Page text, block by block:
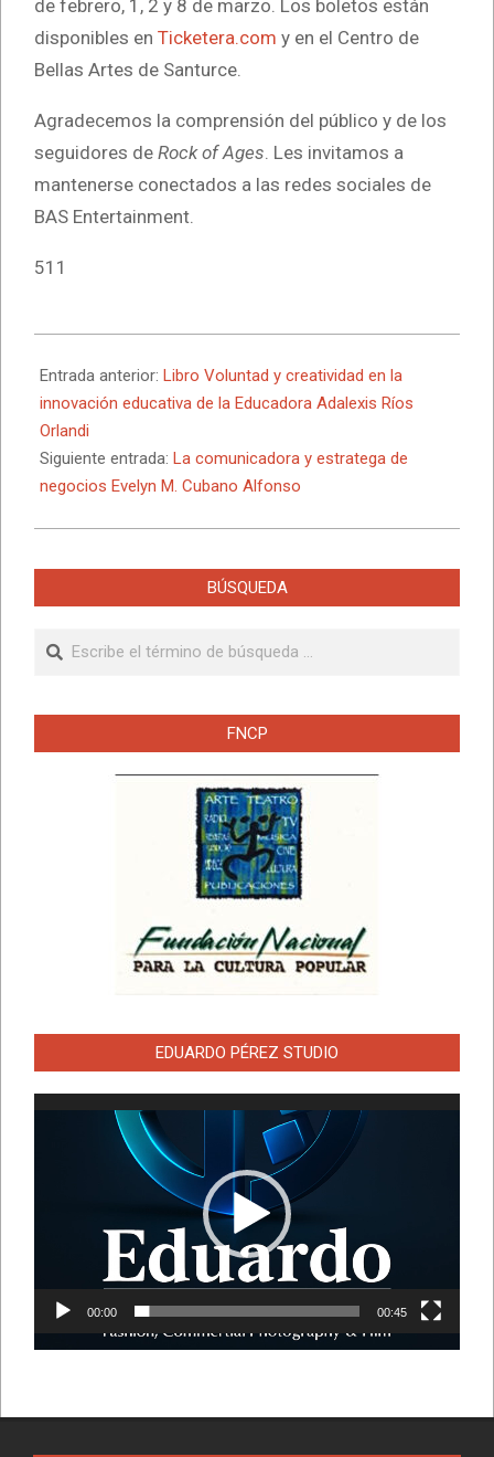
de febrero, 1, 2 y 8 de marzo. Los boletos están
disponibles en Ticketera.com y en el Centro de
Bellas Artes de Santurce.
Agradecemos la comprensión del público y de los
seguidores de Rock of Ages . Les invitamos a
mantenerse conectados a las redes sociales de
BAS Entertainment.
511
02-
17
Entrada anterior: Libro Voluntad y creatividad en la
innovación educativa de la Educadora Adalexis Ríos
Orlandi
Siguiente entrada: La comunicadora y estratega de
negocios Evelyn M. Cubano Alfonso
BÚSQUEDA
Buscar
FNCP
EDUARDO PÉREZ STUDIO
Reproductor
00:00 00:45